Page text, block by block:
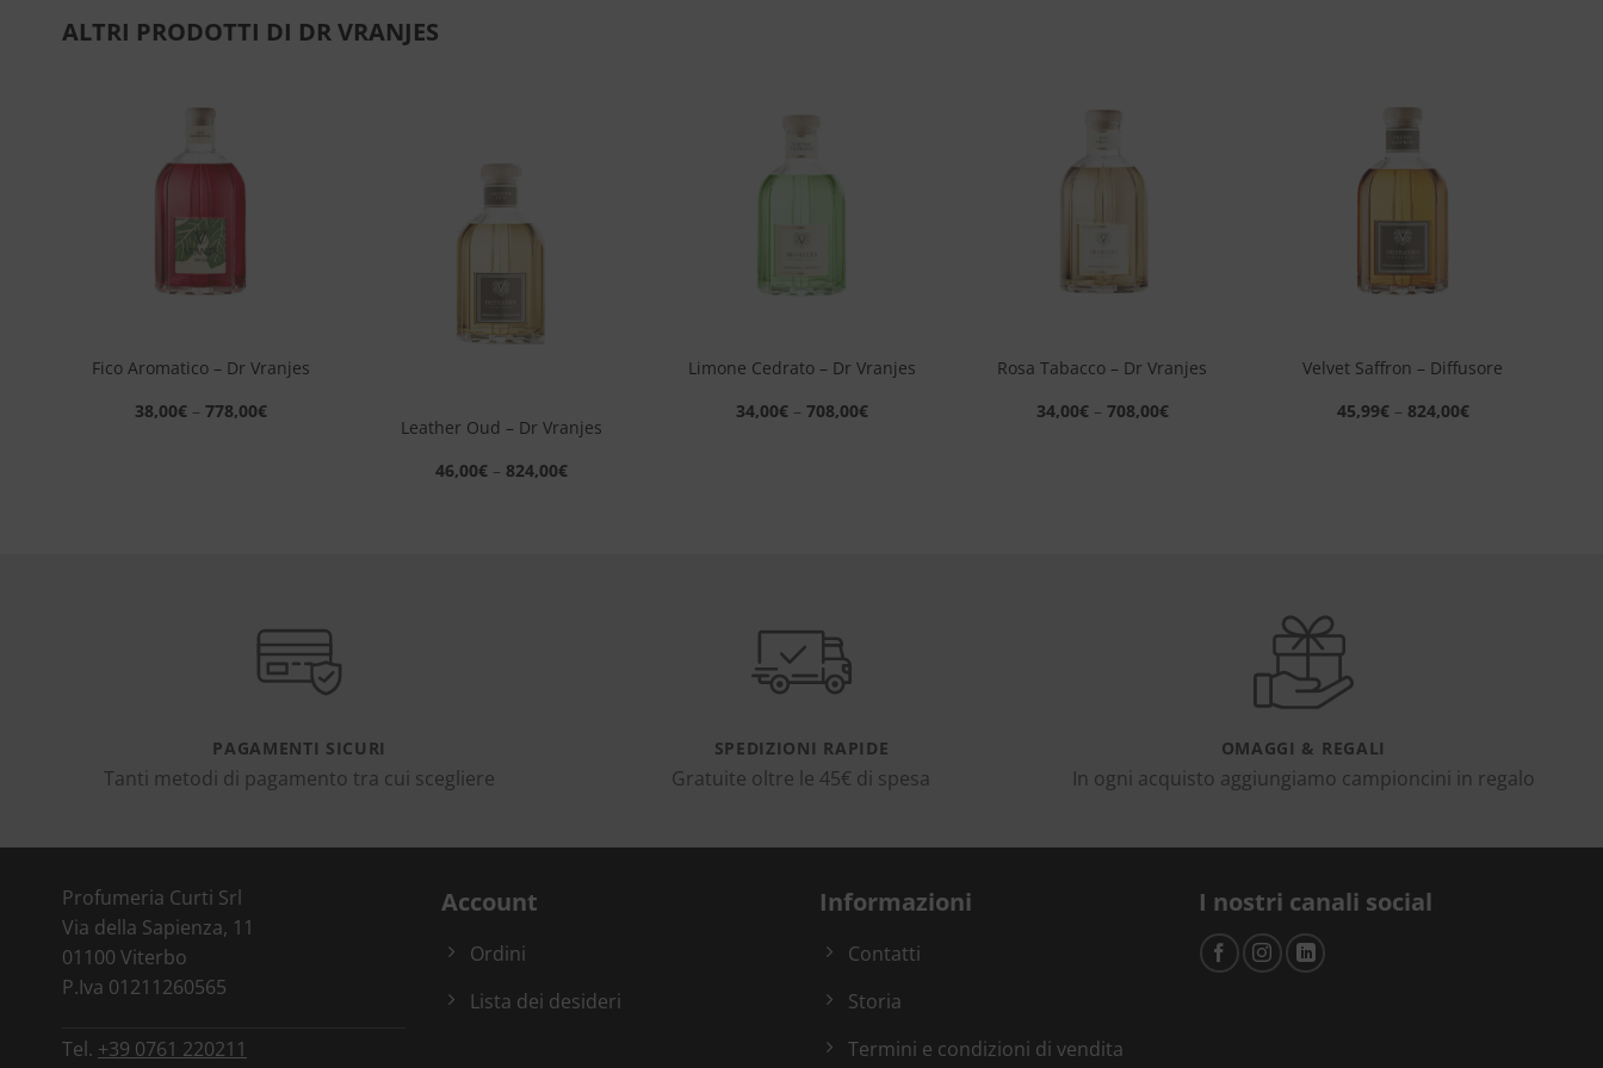
ALTRI PRODOTTI DI DR VRANJES
Fico Aromatico – Dr Vranjes
38,00€– 778,00€
Leather Oud – Dr Vranjes
46,00€– 824,00€
Limone Cedrato – Dr Vranjes
34,00€– 708,00€
Rosa Tabacco – Dr Vranjes
34,00€– 708,00€
Velvet Saffron – Diffusore
45,99€– 824,00€
PAGAMENTI SICURI
Tanti metodi di pagamento tra cui scegliere
SPEDIZIONI RAPIDE
Gratuite oltre le 45€ di spesa
OMAGGI & REGALI
In ogni acquisto aggiungiamo campioncini in regalo
Profumeria Curti Srl
Via della Sapienza, 11
01100 Viterbo
P.Iva 01211260565
Tel. +39 0761 220211
Account
Ordini
Lista dei desideri
Informazioni
Contatti
Storia
Termini e condizioni di vendita
I nostri canali social